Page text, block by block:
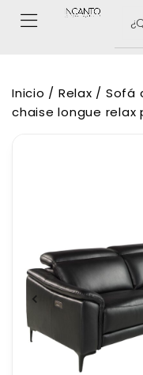
Inicio / Relax / Sofá
chaise longue relax